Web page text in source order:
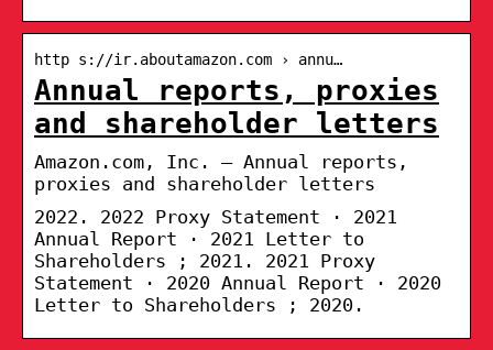
http s://ir.aboutamazon.com › annu…
Annual reports, proxies
and shareholder letters
Amazon.com, Inc. – Annual reports,
proxies and shareholder letters
2022. 2022 Proxy Statement · 2021
Annual Report · 2021 Letter to
Shareholders ; 2021. 2021 Proxy
Statement · 2020 Annual Report · 2020
Letter to Shareholders ; 2020.